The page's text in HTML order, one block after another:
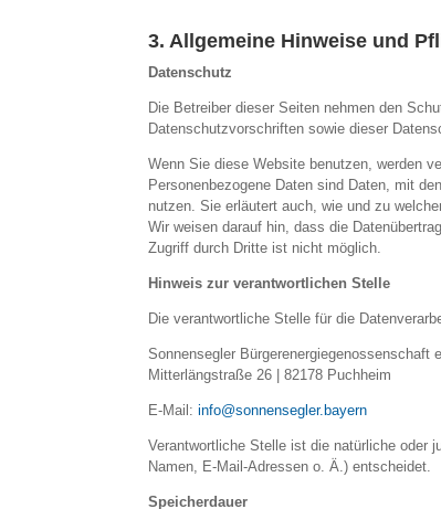
3. Allgemeine Hinweise und
Datenschutz
Die Betreiber dieser Seiten nehmen den
Datenschutzvorschriften sowie dieser
Wenn Sie diese Website benutzen, werden
Personenbezogene Daten sind Daten, mit
nutzen. Sie erläutert auch, wie und zu
Wir weisen darauf hin, dass die
Zugriff durch Dritte ist nicht möglich.
Hinweis zur verantwortlichen Stelle
Die verantwortliche Stelle für die
Sonnensegler Bürgerenergiegenossenschaft
Mitterlängstraße 26 | 82178 Puchheim
E-Mail:info@sonnensegler.bayern
Verantwortliche Stelle ist die natürliche oder
Namen, E-Mail-Adressen o. Ä.) entscheidet.
Speicherdauer